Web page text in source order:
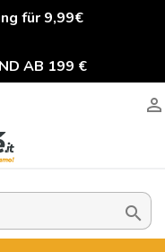
für 9,99€
AB 199 €

